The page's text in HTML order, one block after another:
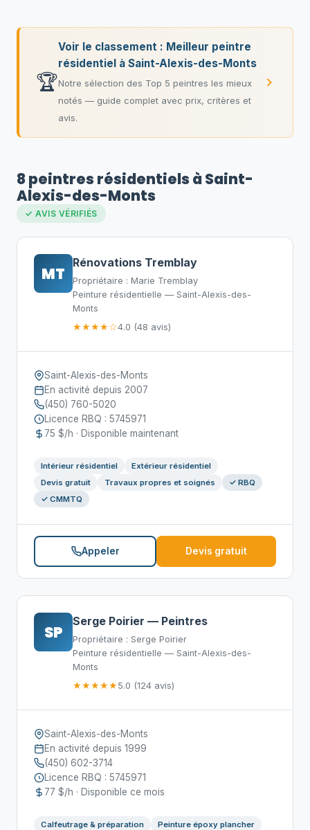
🏆
Voir le classement : Meilleur peintre
résidentiel à Saint-Alexis-des-Monts
Notre sélection des Top 5 peintres les mieux
notés — guide complet avec prix, critères et
avis.
8 peintres résidentiels à Saint-
Alexis-des-Monts
✓ AVIS VÉRIFIÉS
MT
Rénovations Tremblay
Propriétaire : Marie Tremblay
Peinture résidentielle — Saint-Alexis-des-
Monts
★★★★☆4.0 (48 avis)
Saint-Alexis-des-Monts
En activité depuis 2007
(450) 760-5020
Licence RBQ : 5745971
75 $/h · Disponible maintenant
Intérieur résidentiel
Extérieur résidentiel
Devis gratuit
Travaux propres et soignés
✓ RBQ
✓ CMMTQ
Appeler Devis gratuit
SP
Serge Poirier — Peintres
Propriétaire : Serge Poirier
Peinture résidentielle — Saint-Alexis-des-
Monts
★★★★★5.0 (124 avis)
Saint-Alexis-des-Monts
En activité depuis 1999
(450) 602-3714
Licence RBQ : 5745971
77 $/h · Disponible ce mois
Calfeutrage & préparation
Peinture époxy plancher